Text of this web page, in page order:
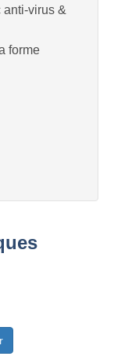
anti-virus &
forme